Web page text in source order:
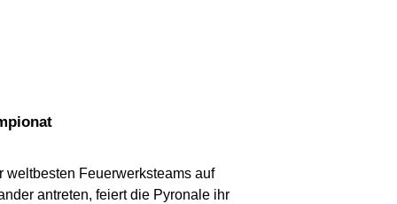
weltbesten Feuerwerksteams auf
antreten, feiert die Pyronale ihr